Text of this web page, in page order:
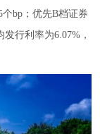
bp；优先B档证券
行利率为6.07%，